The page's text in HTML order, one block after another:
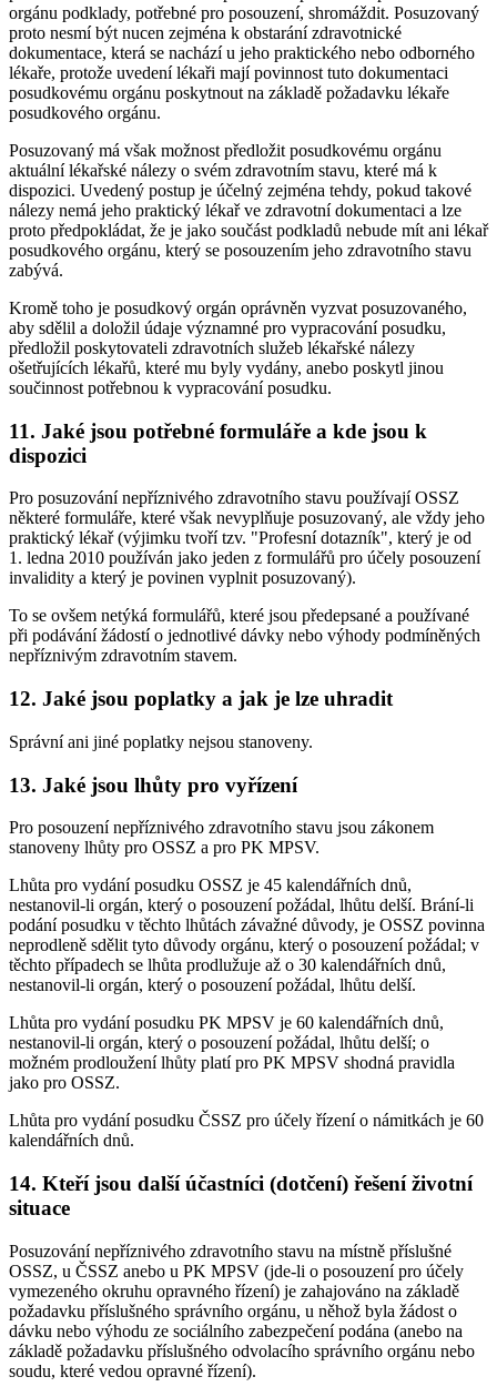
orgánu podklady, potřebné pro posouzení, shromáždit. Posuzovaný
proto nesmí být nucen zejména k obstarání zdravotnické
dokumentace, která se nachází u jeho praktického nebo odborného
lékaře, protože uvedení lékaři mají povinnost tuto dokumentaci
posudkovému orgánu poskytnout na základě požadavku lékaře
posudkového orgánu.
Posuzovaný má však možnost předložit posudkovému orgánu
aktuální lékařské nálezy o svém zdravotním stavu, které má k
dispozici. Uvedený postup je účelný zejména tehdy, pokud takové
nálezy nemá jeho praktický lékař ve zdravotní dokumentaci a lze
proto předpokládat, že je jako součást podkladů nebude mít ani lékař
posudkového orgánu, který se posouzením jeho zdravotního stavu
zabývá.
Kromě toho je posudkový orgán oprávněn vyzvat posuzovaného,
aby sdělil a doložil údaje významné pro vypracování posudku,
předložil poskytovateli zdravotních služeb lékařské nálezy
ošetřujících lékařů, které mu byly vydány, anebo poskytl jinou
součinnost potřebnou k vypracování posudku.
11. Jaké jsou potřebné formuláře a kde jsou k
dispozici
Pro posuzování nepříznivého zdravotního stavu používají OSSZ
některé formuláře, které však nevyplňuje posuzovaný, ale vždy jeho
praktický lékař (výjimku tvoří tzv. "Profesní dotazník", který je od
1. ledna 2010 používán jako jeden z formulářů pro účely posouzení
invalidity a který je povinen vyplnit posuzovaný).
To se ovšem netýká formulářů, které jsou předepsané a používané
při podávání žádostí o jednotlivé dávky nebo výhody podmíněných
nepříznivým zdravotním stavem.
12. Jaké jsou poplatky a jak je lze uhradit
Správní ani jiné poplatky nejsou stanoveny.
13. Jaké jsou lhůty pro vyřízení
Pro posouzení nepříznivého zdravotního stavu jsou zákonem
stanoveny lhůty pro OSSZ a pro PK MPSV.
Lhůta pro vydání posudku OSSZ je 45 kalendářních dnů,
nestanovil-li orgán, který o posouzení požádal, lhůtu delší. Brání-li
podání posudku v těchto lhůtách závažné důvody, je OSSZ povinna
neprodleně sdělit tyto důvody orgánu, který o posouzení požádal; v
těchto případech se lhůta prodlužuje až o 30 kalendářních dnů,
nestanovil-li orgán, který o posouzení požádal, lhůtu delší.
Lhůta pro vydání posudku PK MPSV je 60 kalendářních dnů,
nestanovil-li orgán, který o posouzení požádal, lhůtu delší; o
možném prodloužení lhůty platí pro PK MPSV shodná pravidla
jako pro OSSZ.
Lhůta pro vydání posudku ČSSZ pro účely řízení o námitkách je 60
kalendářních dnů.
14. Kteří jsou další účastníci (dotčení) řešení životní
situace
Posuzování nepříznivého zdravotního stavu na místně příslušné
OSSZ, u ČSSZ anebo u PK MPSV (jde-li o posouzení pro účely
vymezeného okruhu opravného řízení) je zahajováno na základě
požadavku příslušného správního orgánu, u něhož byla žádost o
dávku nebo výhodu ze sociálního zabezpečení podána (anebo na
základě požadavku příslušného odvolacího správního orgánu nebo
soudu, které vedou opravné řízení).